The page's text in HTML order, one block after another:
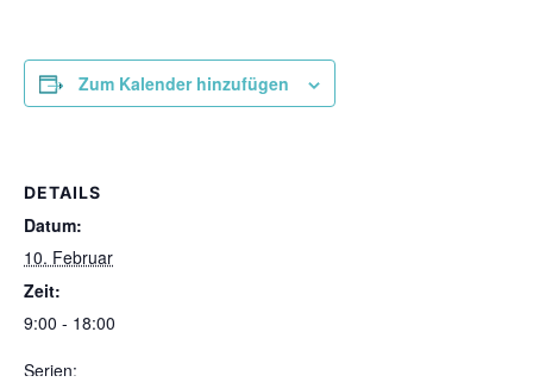
Zum Kalender hinzufügen
DETAILS
Datum:
10. Februar
Zeit:
9:00 - 18:00
Serien: